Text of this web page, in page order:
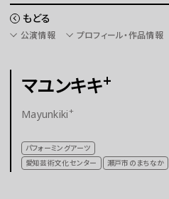
会場・アクセス
国際芸術祭「あいち」とは
もどる
公演情報 プロフィール・作品情報
マユンキキ+
Mayunkiki+
パフォーミングアーツ
愛知芸術文化センター
瀬戸市のまちなか